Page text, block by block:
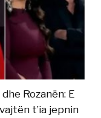
Rozanën: E
t’ia jepnin